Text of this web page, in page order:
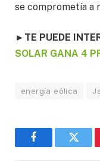
se comprometía a
►TE PUEDE
SOLAR GANA 4
energía eólica
Facebook